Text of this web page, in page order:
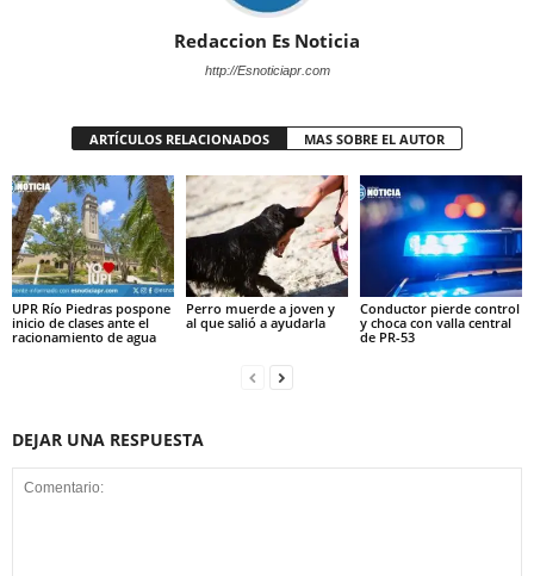
Redaccion Es Noticia
http://Esnoticiapr.com
ARTÍCULOS RELACIONADOS MAS SOBRE EL AUTOR
UPR Río Piedras pospone
inicio de clases ante el
racionamiento de agua
Perro muerde a joven y
al que salió a ayudarla
Conductor pierde control
y choca con valla central
de PR-53
DEJAR UNA RESPUESTA